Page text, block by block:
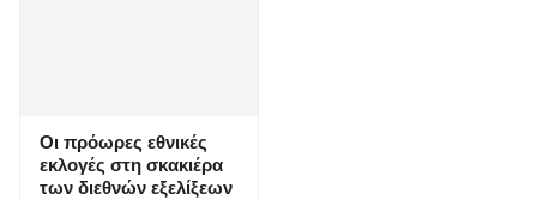
Οι πρόωρες εθνικές
εκλογές στη σκακιέρα
των διεθνών εξελίξεων